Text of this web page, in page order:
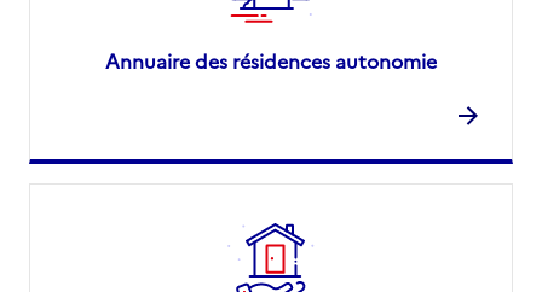
Annuaire des résidences autonomie